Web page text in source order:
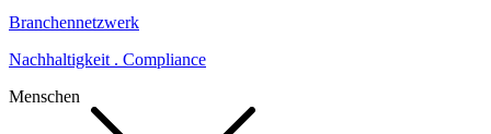
Branchennetzwerk
Nachhaltigkeit . Compliance
Menschen